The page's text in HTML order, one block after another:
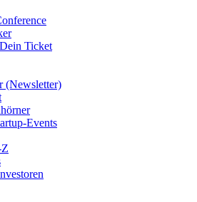
Ticket
(Newsletter)
Events